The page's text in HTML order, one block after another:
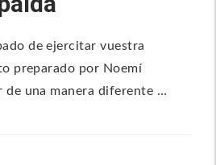
de ejercitar vuestra
preparado por Noemí
de una manera diferente …